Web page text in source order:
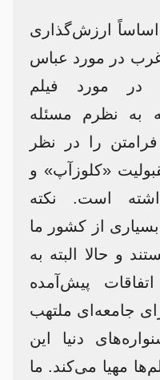
ارزش‌گذاری
در مورد عباس
در مورد فیلم
به نظرم مسئله
را در نظر
«کلوزآپ» و
است. نکته
از کشور ما
و حالا البته به
پیش‌آمده
جامعه‌ای ملتهب
دنیا این
مهیا می‌کند. ما